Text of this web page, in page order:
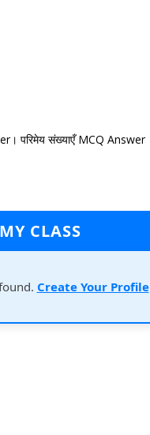
परिमेय संख्याएँ MCQ Answer
MY CLASS
Create Your Profile